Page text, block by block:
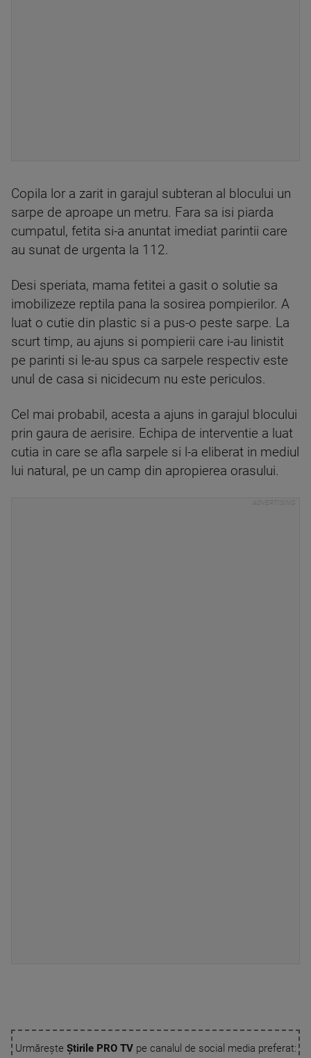
Copila lor a zarit in garajul subteran al blocului un
sarpe de aproape un metru. Fara sa isi piarda
cumpatul, fetita si-a anuntat imediat parintii care
au sunat de urgenta la 112.
Desi speriata, mama fetitei a gasit o solutie sa
imobilizeze reptila pana la sosirea pompierilor. A
luat o cutie din plastic si a pus-o peste sarpe. La
scurt timp, au ajuns si pompierii care i-au linistit
pe parinti si le-au spus ca sarpele respectiv este
unul de casa si nicidecum nu este periculos.
Cel mai probabil, acesta a ajuns in garajul blocului
prin gaura de aerisire. Echipa de interventie a luat
cutia in care se afla sarpele si l-a eliberat in mediul
lui natural, pe un camp din apropierea orasului.
Urmărește Știrile PRO TVpe canalul de social media preferat: